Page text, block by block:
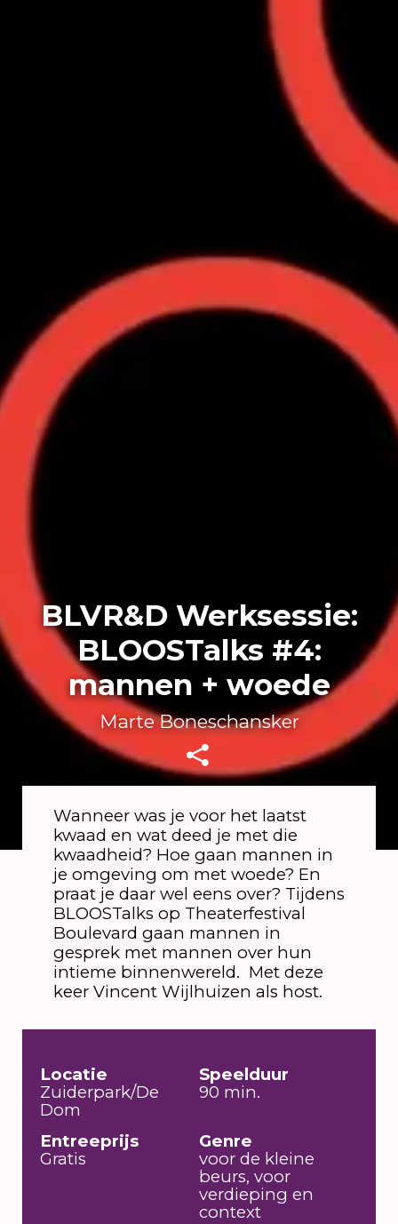
BLVR&D Werksessie:
BLOOSTalks #4:
mannen + woede
Marte Boneschansker
Wanneer was je voor het laatst
kwaad en wat deed je met die
kwaadheid? Hoe gaan mannen in
je omgeving om met woede? En
praat je daar wel eens over? Tijdens
BLOOSTalks op Theaterfestival
Boulevard gaan mannen in
gesprek met mannen over hun
intieme binnenwereld. Met deze
keer Vincent Wijlhuizen als host.
Locatie
Zuiderpark/De
Dom
Speelduur
90 min.
Entreeprijs
Gratis
Genre
voor de kleine
beurs, voor
verdieping en
context